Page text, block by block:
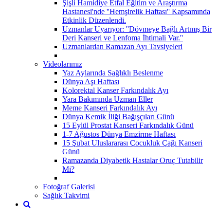
Şişli Hamidiye Etfal Eğitim ve Araştırma
Hastanesi'nde ''Hemşirelik Haftası'' Kapsamında
Etkinlik Düzenlendi.
Uzmanlar Uyarıyor: ''Dövmeye Bağlı Artmış Bir
Deri Kanseri ve Lenfoma İhtimali Var.''
Uzmanlardan Ramazan Ayı Tavsiyeleri
Videolarımız
Yaz Aylarında Sağlıklı Beslenme
Dünya Aşı Haftası
Kolorektal Kanser Farkındalık Ayı
Yara Bakımında Uzman Eller
Meme Kanseri Farkındalık Ayı
Dünya Kemik İliği Bağışçıları Günü
15 Eylül Prostat Kanseri Farkındalık Günü
1-7 Ağustos Dünya Emzirme Haftası
15 Şubat Uluslararası Çocukluk Çağı Kanseri
Günü
Ramazanda Diyabetik Hastalar Oruç Tutabilir
Mi?
Fotoğraf Galerisi
Sağlık Takvimi